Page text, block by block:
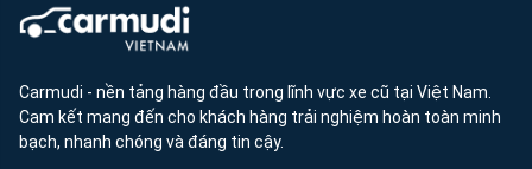
Carmudi - nền tảng hàng đầu trong lĩnh vực xe cũ tại Việt Nam.
Cam kết mang đến cho khách hàng trải nghiệm hoàn toàn minh
bạch, nhanh chóng và đáng tin cậy.